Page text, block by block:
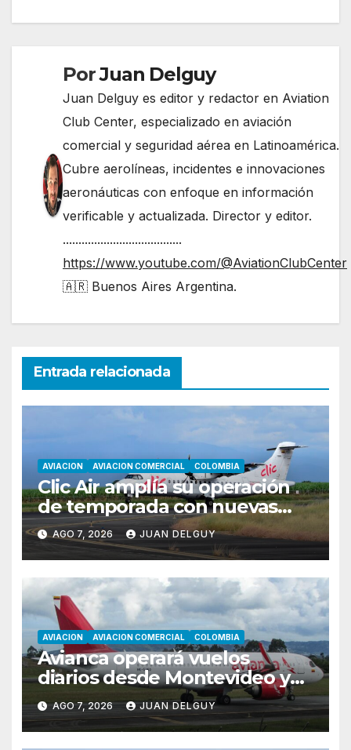
PorJuan Delguy
Juan Delguy es editor y redactor en Aviation
Club Center, especializado en aviación
comercial y seguridad aérea en Latinoamérica.
Cubre aerolíneas, incidentes e innovaciones
aeronáuticas con enfoque en información
verificable y actualizada. Director y editor.
......................................
https://www.youtube.com/@AviationClubCenter
🇦🇷 Buenos Aires Argentina.
Entrada relacionada
AVIACION AVIACION COMERCIAL COLOMBIA
Clic Air amplía su operación
de temporada con nuevas
rutas hacia Cartagena y Tolú
AGO 7, 2026 JUAN DELGUY
AVIACION AVIACION COMERCIAL COLOMBIA
Avianca operará vuelos
diarios desde Montevideo y
Asunción hacia Bogotá
AGO 7, 2026 JUAN DELGUY